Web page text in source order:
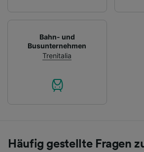
Bahn- und
Busunternehmen
Trenitalia
Häufig gestellte Fragen